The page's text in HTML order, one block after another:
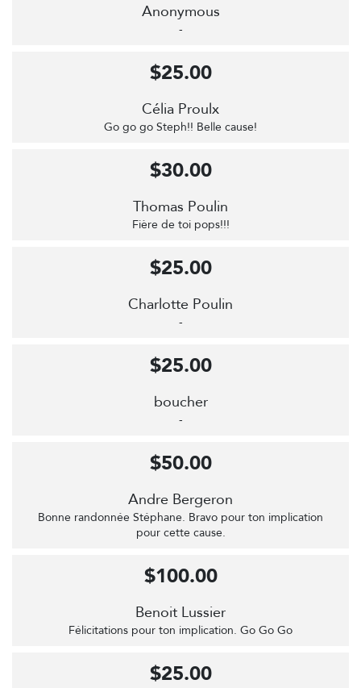
Anonymous
-
Célia Proulx
Go go go Steph!! Belle cause!
$25.00
Thomas Poulin
Fière de toi pops!!!
$30.00
Charlotte Poulin
-
$25.00
boucher
-
$25.00
Andre Bergeron
Bonne randonnée Stéphane. Bravo pour ton implication
pour cette cause.
$50.00
Benoit Lussier
Félicitations pour ton implication. Go Go Go
$100.00
$25.00